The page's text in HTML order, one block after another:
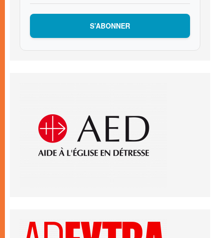
S’ABONNER